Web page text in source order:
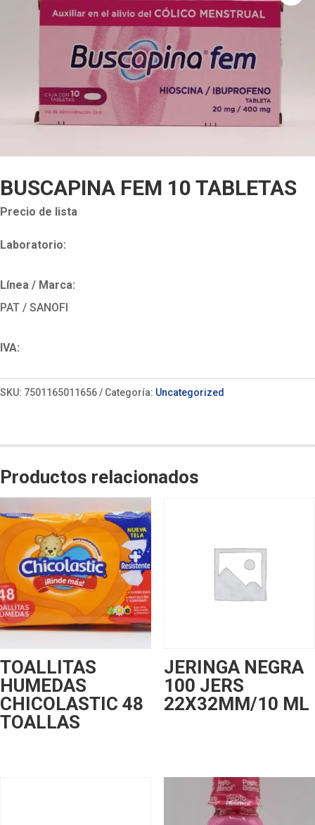
BUSCAPINA FEM 10 TABLETAS
Precio de lista
Laboratorio:
Línea / Marca:
PAT / SANOFI
IVA:
SKU: 7501165011656 Categoría: Uncategorized
Productos relacionados
TOALLITAS
HUMEDAS
CHICOLASTIC 48
TOALLAS
JERINGA NEGRA
100 JERS
22X32MM/10 ML